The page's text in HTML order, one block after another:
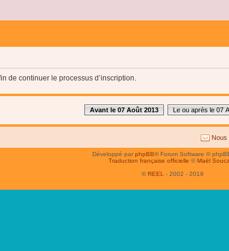
de continuer le processus d’inscription.
Avant le 07 Août 2013 Le ou après le 07
Nous
Développé parphpBB® Forum Software ©
Traduction française officielle © Maël
© REEL - 2002 - 2019